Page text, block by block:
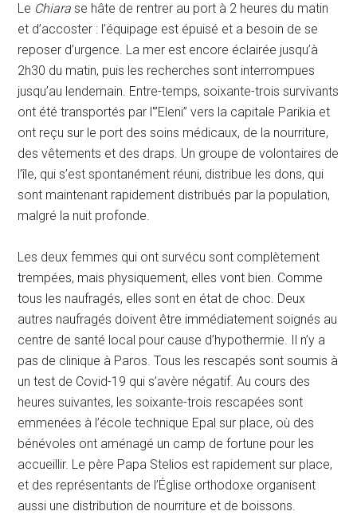
Le Chiara se hâte de rentrer au port à 2 heures du matin
et d’accoster : l’équipage est épuisé et a besoin de se
reposer d’urgence. La mer est encore éclairée jusqu’à
2h30 du matin, puis les recherches sont interrompues
jusqu’au lendemain. Entre-temps, soixante-trois survivants
ont été transportés par l'”Eleni” vers la capitale Parikia et
ont reçu sur le port des soins médicaux, de la nourriture,
des vêtements et des draps. Un groupe de volontaires de
l’île, qui s’est spontanément réuni, distribue les dons, qui
sont maintenant rapidement distribués par la population,
malgré la nuit profonde.
Les deux femmes qui ont survécu sont complètement
trempées, mais physiquement, elles vont bien. Comme
tous les naufragés, elles sont en état de choc. Deux
autres naufragés doivent être immédiatement soignés au
centre de santé local pour cause d’hypothermie. Il n’y a
pas de clinique à Paros. Tous les rescapés sont soumis à
un test de Covid-19 qui s’avère négatif. Au cours des
heures suivantes, les soixante-trois rescapées sont
emmenées à l’école technique Epal sur place, où des
bénévoles ont aménagé un camp de fortune pour les
accueillir. Le père Papa Stelios est rapidement sur place,
et des représentants de l’Église orthodoxe organisent
aussi une distribution de nourriture et de boissons.